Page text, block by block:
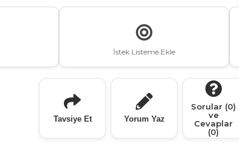
İstek Listeme Ekle
Tavsiye Et Yorum Yaz
Sorular (0)
ve
Cevaplar
(0)